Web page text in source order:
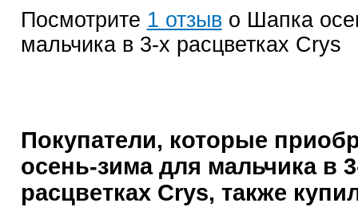
Посмотрите 1 отзыво Шапка
мальчика в 3-х расцветках Crys
Покупатели, которые
осень-зима для мальчика в
расцветках Crys, также